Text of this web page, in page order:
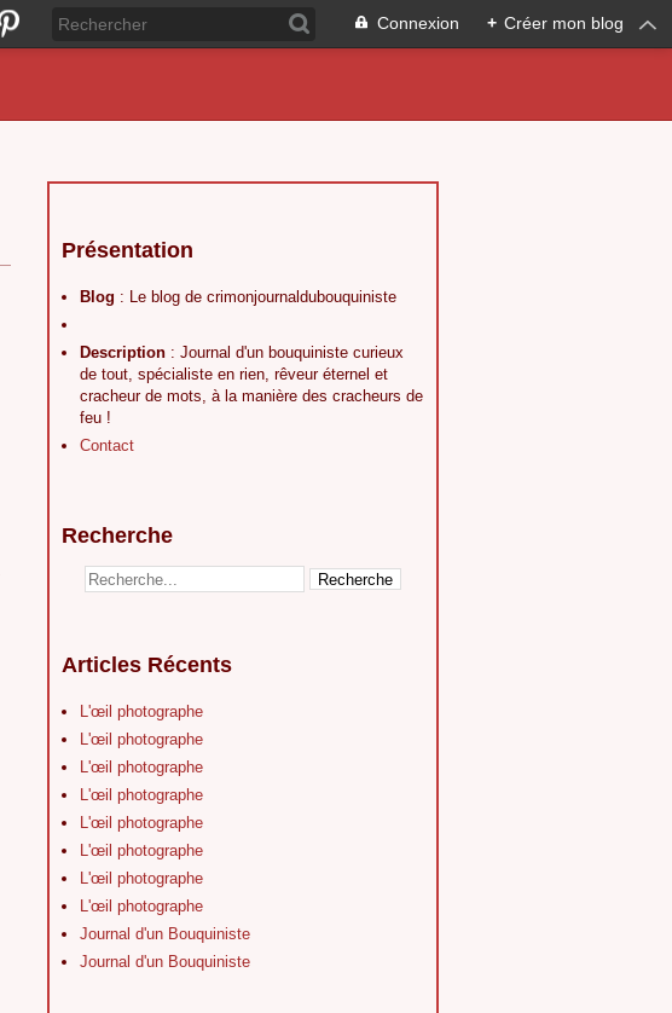
Connexion + Créer mon blog
Présentation
Blog : Le blog de crimonjournaldubouquiniste
Description : Journal d'un bouquiniste curieux
de tout, spécialiste en rien, rêveur éternel et
cracheur de mots, à la manière des cracheurs de
feu !
Contact
Recherche
Articles Récents
L'œil photographe
L'œil photographe
L'œil photographe
L'œil photographe
L'œil photographe
L'œil photographe
L'œil photographe
L'œil photographe
Journal d'un Bouquiniste
Journal d'un Bouquiniste